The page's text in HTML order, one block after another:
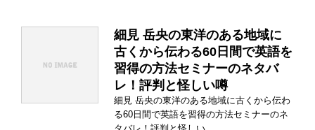
細見 岳央の東洋のある地域に
古くから伝わる60日間で英語を
習得の方法セミナーのネタバ
レ！評判と怪しい噂
細見 岳央の東洋のある地域に古くから伝わ
る60日間で英語を習得の方法セミナーのネ